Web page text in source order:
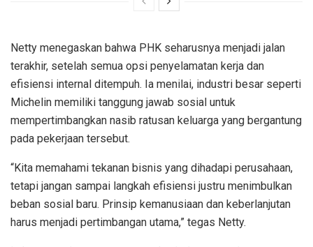
Netty menegaskan bahwa PHK seharusnya menjadi jalan
terakhir, setelah semua opsi penyelamatan kerja dan
efisiensi internal ditempuh. Ia menilai, industri besar seperti
Michelin memiliki tanggung jawab sosial untuk
mempertimbangkan nasib ratusan keluarga yang bergantung
pada pekerjaan tersebut.
“Kita memahami tekanan bisnis yang dihadapi perusahaan,
tetapi jangan sampai langkah efisiensi justru menimbulkan
beban sosial baru. Prinsip kemanusiaan dan keberlanjutan
harus menjadi pertimbangan utama,” tegas Netty.